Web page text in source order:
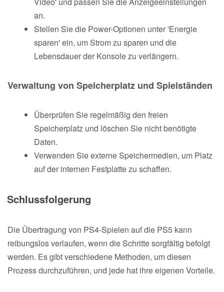
an.
Stellen Sie die Power-Optionen unter 'Energie
sparen' ein, um Strom zu sparen und die
Lebensdauer der Konsole zu verlängern.
Verwaltung von Speicherplatz und Spielständen
Überprüfen Sie regelmäßig den freien
Speicherplatz und löschen Sie nicht benötigte
Daten.
Verwenden Sie externe Speichermedien, um Platz
auf der internen Festplatte zu schaffen.
Schlussfolgerung
Die Übertragung von PS4-Spielen auf die PS5 kann
reibungslos verlaufen, wenn die Schritte sorgfältig befolgt
werden. Es gibt verschiedene Methoden, um diesen
Prozess durchzuführen, und jede hat ihre eigenen Vorteile.